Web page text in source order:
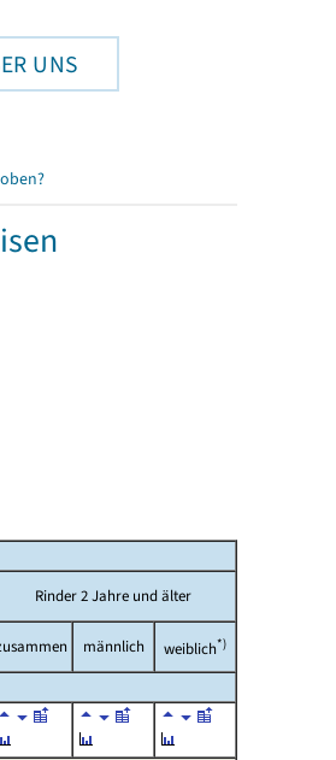
UNS
Rinder 2 Jahre und älter
männlich weiblich*)